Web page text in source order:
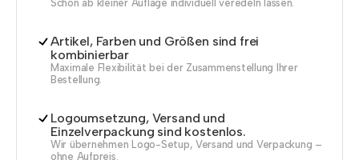
Schon ab kleiner Auflage individuell veredeln lassen.
Artikel, Farben und Größen sind frei
kombinierbar
Maximale Flexibilität bei der Zusammenstellung Ihrer
Bestellung.
Logoumsetzung, Versand und
Einzelverpackung sind kostenlos.
Wir übernehmen Logo-Setup, Versand und Verpackung –
ohne Aufpreis.